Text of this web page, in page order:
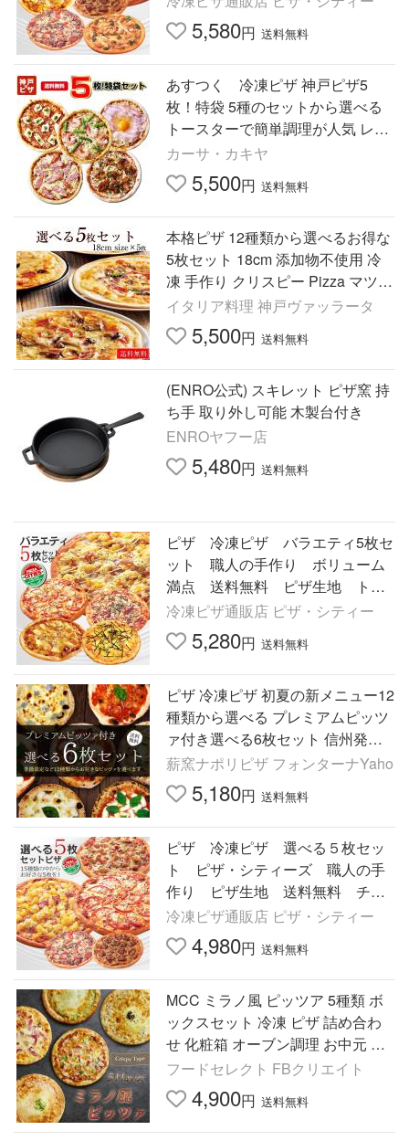
5,580円 送料無料
あすつく 冷凍ピザ 神戸ピザ5
枚！特袋 5種のセットから選べる
トースターで簡単調理が人気 レス
トラン手作り 生地が美味しい お子
さまに人気
カーサ・カキヤ
5,500円 送料無料
本格ピザ 12種類から選べるお得な
5枚セット 18cm 添加物不使用 冷
凍 手作り クリスピー Pizza マツコ
の知らない世界 送料無料 爆買
イタリア料理 神戸ヴァッラータ
5,500円 送料無料
(ENRO公式) スキレット ピザ窯 持
ち手 取り外し可能 木製台付き
ENROヤフー店
5,480円 送料無料
ピザ 冷凍ピザ バラエティ5枚セ
ット 職人の手作り ボリューム
満点 送料無料 ピザ生地 トマ
ト チーズ ピザ・シティーズ
冷凍ピザ通販店 ピザ・シティー
5,280円 送料無料
ピザ 冷凍ピザ 初夏の新メニュー12
種類から選べる プレミアムピッツ
ァ付き選べる6枚セット 信州発！
本格薪窯焼きピッツァ ナポリピザ
薪窯ナポリピザ フォンターナYaho
5,180円 送料無料
ピザ 冷凍ピザ 選べる５枚セッ
ト ピザ・シティーズ 職人の手
作り ピザ生地 送料無料 チー
ズ トマト ★人気ピザが15種類
から選べる
冷凍ピザ通販店 ピザ・シティー
4,980円 送料無料
MCC ミラノ風 ピッツア 5種類 ボ
ックスセット 冷凍 ピザ 詰め合わ
せ 化粧箱 オーブン調理 お中元 夏
ギフト 暑中見舞 カード メッセー
ジ のし対応
フードセレクト FBクリエイト
4,900円 送料無料